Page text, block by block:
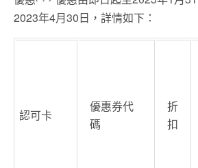
2023年4月30日，詳情如下：
認可卡
優惠券代
碼
折
扣